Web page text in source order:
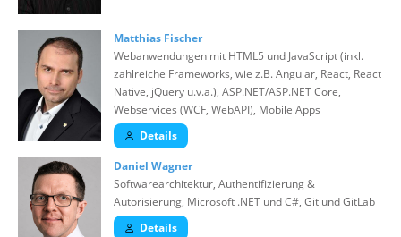
Matthias Fischer
Webanwendungen mit HTML5 und JavaScript (inkl.
zahlreiche Frameworks, wie z.B. Angular, React, React
Native, jQuery u.v.a.), ASP.NET/ASP.NET Core,
Webservices (WCF, WebAPI), Mobile Apps
Details
Daniel Wagner
Softwarearchitektur, Authentifizierung &
Autorisierung, Microsoft .NET und C#, Git und GitLab
Details